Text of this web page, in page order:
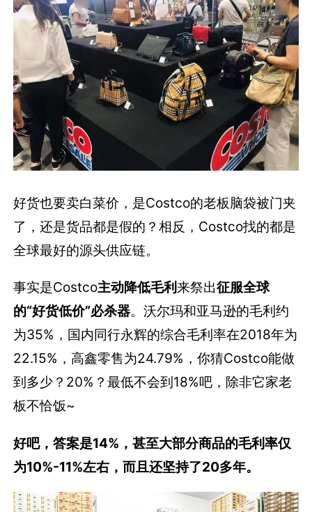
好货也要卖白菜价，是Costco的老板脑袋被门夹
了，还是货品都是假的？相反，Costco找的都是
全球最好的源头供应链。
事实是Costco主动降低毛利来祭出征服全球
的“好货低价”必杀器。沃尔玛和亚马逊的毛利约
为35%，国内同行永辉的综合毛利率在2018年为
22.15%，高鑫零售为24.79%，你猜Costco能做
到多少？20%？最低不会到18%吧，除非它家老
板不恰饭~
好吧，答案是14%，甚至大部分商品的毛利率仅
为10%-11%左右，而且还坚持了20多年。